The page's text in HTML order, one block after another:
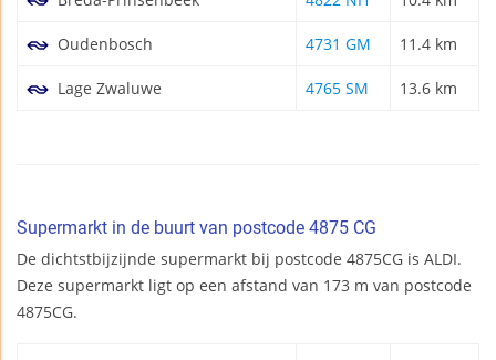
Oudenbosch 4731 GM 11.4 km
Lage Zwaluwe 4765 SM 13.6 km
Supermarkt in de buurt van postcode 4875 CG
De dichtstbijzijnde supermarkt bij postcode 4875CG is ALDI.
Deze supermarkt ligt op een afstand van 173 m van postcode
4875CG.